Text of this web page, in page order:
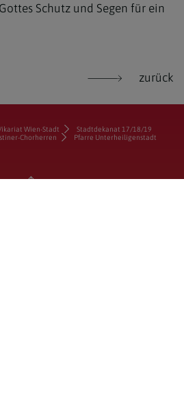
Schutz und Segen für ein
zurück
Wien-Stadt
Stadtdekanat 17/18/19
Chorherren
Pfarre Unterheiligenstadt